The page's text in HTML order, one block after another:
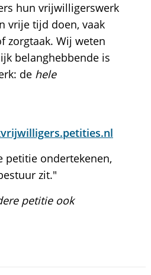
hun vrijwilligerswerk
vrije tijd doen, vaak
zorgtaak. Wij weten
belanghebbende is
de hele
petitie ondertekenen,
zit."
petitie ook